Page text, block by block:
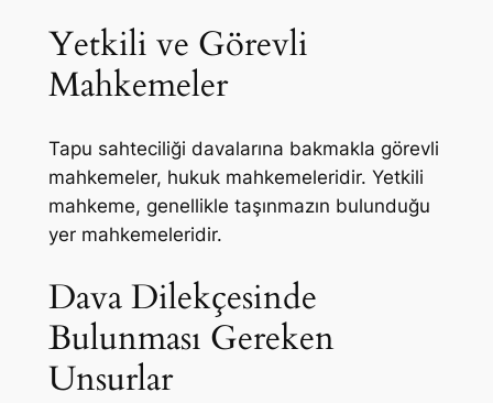
Yetkili ve Görevli
Mahkemeler
Tapu sahteciliği davalarına bakmakla görevli
mahkemeler, hukuk mahkemeleridir. Yetkili
mahkeme, genellikle taşınmazın bulunduğu
yer mahkemeleridir.
Dava Dilekçesinde
Bulunması Gereken
Unsurlar